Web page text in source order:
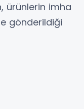
ürünlerin imha
gönderildiği